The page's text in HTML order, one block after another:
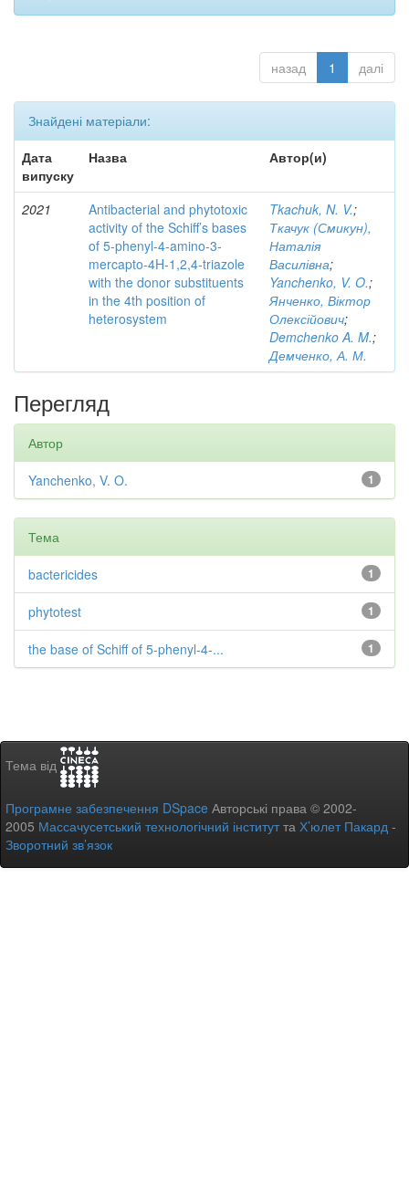
назад 1 далі
Знайдені матеріали:
Дата
випуску
Назва Автор(и)
2021
Antibacterial and phytotoxic
activity of the Schiff’s bases
of 5-phenyl-4-amino-3-
mercapto-4H-1,2,4-triazole
with the donor substituents
in the 4th position of
heterosystem
Tkachuk, N. V.;
Ткачук (Смикун),
Наталія
Василівна;
Yanchenko, V. O.;
Янченко, Віктор
Олексійович;
Demchenko A. M.;
Демченко, А. М.
Перегляд
Автор
1
Yanchenko, V. O.
Тема
1
bactericides
1
phytotest
1
the base of Schiff of 5-phenyl-4-...
Тема від
Програмне забезпечення DSpace Авторські права © 2002-
2005 Массачусетський технологічний інститутта Х’юлет Пакард -
Зворотний зв’язок